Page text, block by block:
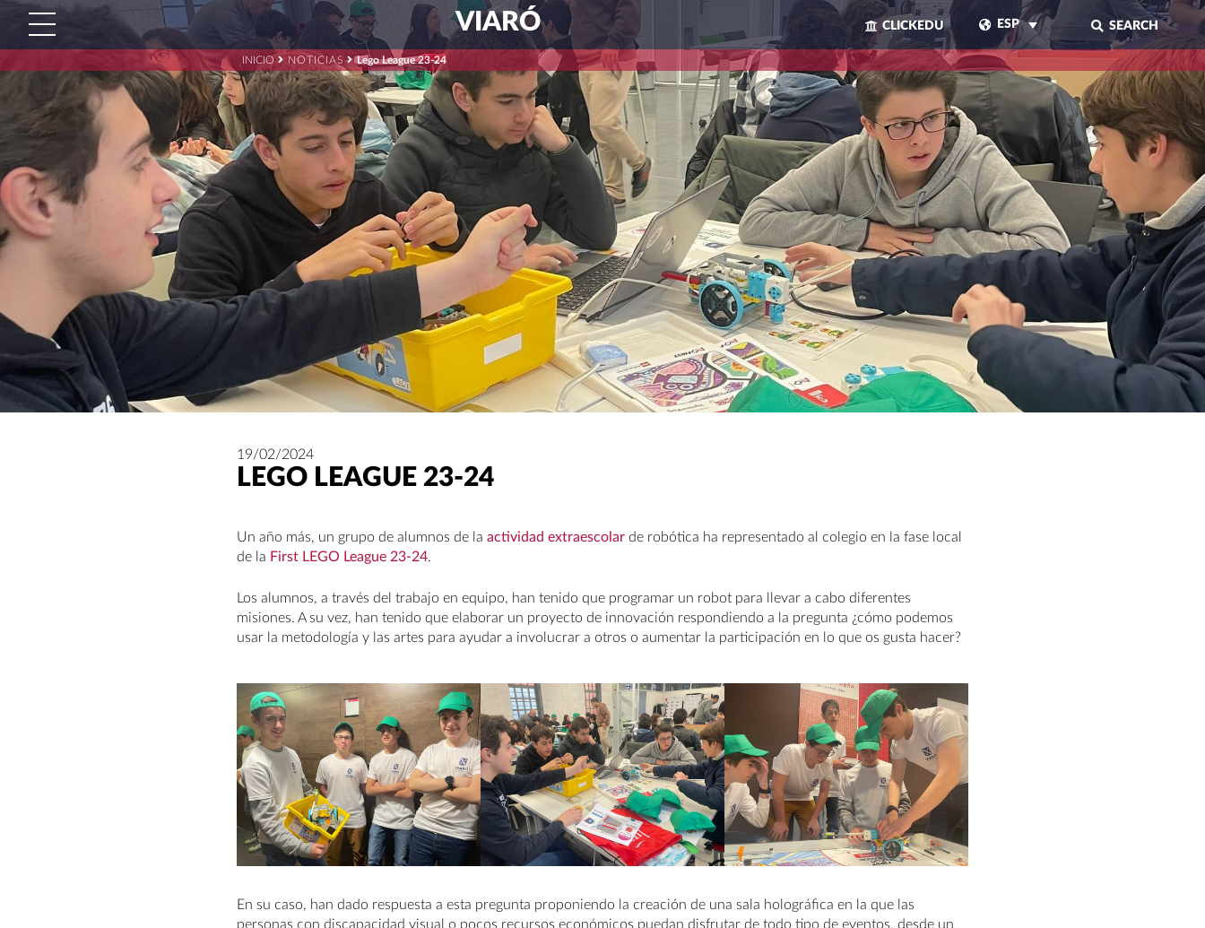
VIARÓ CLICKEDU ESP SEARCH
Buscar:'
CERRAR
INICIO NOTICIAS Lego League 23-24
19/02/2024
LEGO LEAGUE 23-24
Un año más, un grupo de alumnos de la actividad extraescolar de robótica ha representado al colegio en la fase local
de la First LEGO League 23-24.
Los alumnos, a través del trabajo en equipo, han tenido que programar un robot para llevar a cabo diferentes
misiones. A su vez, han tenido que elaborar un proyecto de innovación respondiendo a la pregunta ¿cómo podemos
usar la metodología y las artes para ayudar a involucrar a otros o aumentar la participación en lo que os gusta hacer?
En su caso, han dado respuesta a esta pregunta proponiendo la creación de una sala holográfica en la que las
personas con discapacidad visual o pocos recursos económicos puedan disfrutar de todo tipo de eventos, desde un